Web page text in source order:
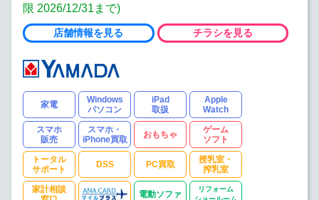
限 2026/12/31まで)
店舗情報を見る チラシを見る
家電
Windows
パソコン
iPad
取扱
Apple
Watch
スマホ
販売
スマホ・
iPhone買取
おもちゃ
ゲーム
ソフト
トータル
サポート
DSS PC買取
授乳室・
搾乳室
家計相談
電動ソファ
リフォーム